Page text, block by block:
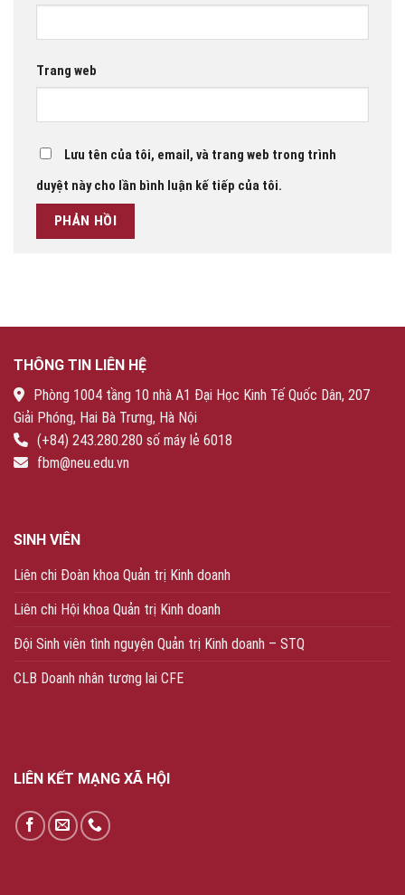
Trang web
Lưu tên của tôi, email, và trang web trong trình
duyệt này cho lần bình luận kế tiếp của tôi.
THÔNG TIN LIÊN HỆ
Phòng 1004 tầng 10 nhà A1 Đại Học Kinh Tế Quốc Dân, 207
Giải Phóng, Hai Bà Trưng, Hà Nội
(+84) 243.280.280 số máy lẻ 6018
fbm@neu.edu.vn
SINH VIÊN
Liên chi Đoàn khoa Quản trị Kinh doanh
Liên chi Hội khoa Quản trị Kinh doanh
Đội Sinh viên tình nguyện Quản trị Kinh doanh – STQ
CLB Doanh nhân tương lai CFE
LIÊN KẾT MẠNG XÃ HỘI